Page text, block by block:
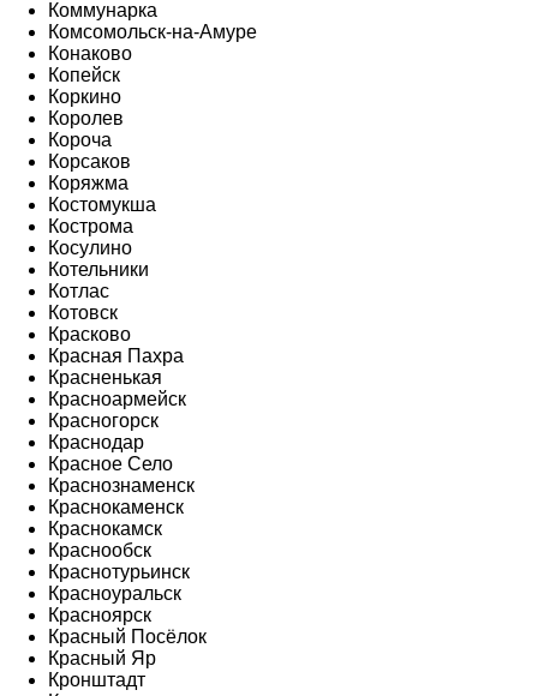
Коммунарка
Комсомольск-на-Амуре
Конаково
Копейск
Коркино
Королев
Короча
Корсаков
Коряжма
Костомукша
Кострома
Косулино
Котельники
Котлас
Котовск
Красково
Красная Пахра
Красненькая
Красноармейск
Красногорск
Краснодар
Красное Село
Краснознаменск
Краснокаменск
Краснокамск
Краснообск
Краснотурьинск
Красноуральск
Красноярск
Красный Посёлок
Красный Яр
Кронштадт